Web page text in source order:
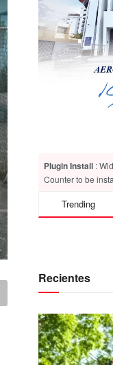
Plugin Install :
Counter to be
Trending
Recientes